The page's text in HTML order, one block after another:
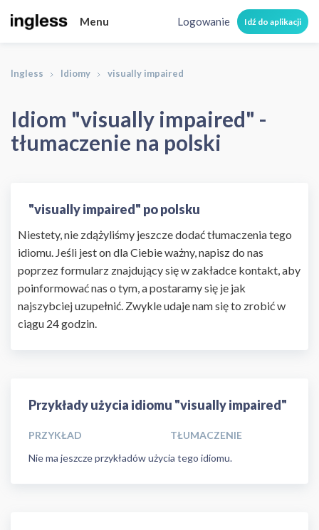
Menu Logowanie Idź do aplikacji
Ingless Idiomy visually impaired
Idiom "visually impaired" -
tłumaczenie na polski
"visually impaired" po polsku
Niestety, nie zdążyliśmy jeszcze dodać tłumaczenia tego
idiomu. Jeśli jest on dla Ciebie ważny, napisz do nas
poprzez formularz znajdujący się w zakładce kontakt, aby
poinformować nas o tym, a postaramy się je jak
najszybciej uzupełnić. Zwykle udaje nam się to zrobić w
ciągu 24 godzin.
Przykłady użycia idiomu "visually impaired"
PRZYKŁAD
TŁUMACZENIE
Nie ma jeszcze przykładów użycia tego idiomu.